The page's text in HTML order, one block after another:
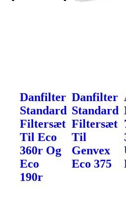
Danfilter
Standard
Filtersæt
Til Eco
360r Og
Eco
190r
Danfilter
Standard
Filtersæt
Til
Genvex
Eco 375